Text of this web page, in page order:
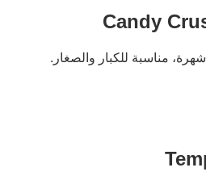
Candy
مناسبة للكبار والصغار.